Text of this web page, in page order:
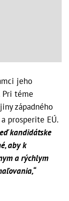
jeho
Pri téme
západného
prosperite EÚ.
kandidátske
aby k
a rýchlym